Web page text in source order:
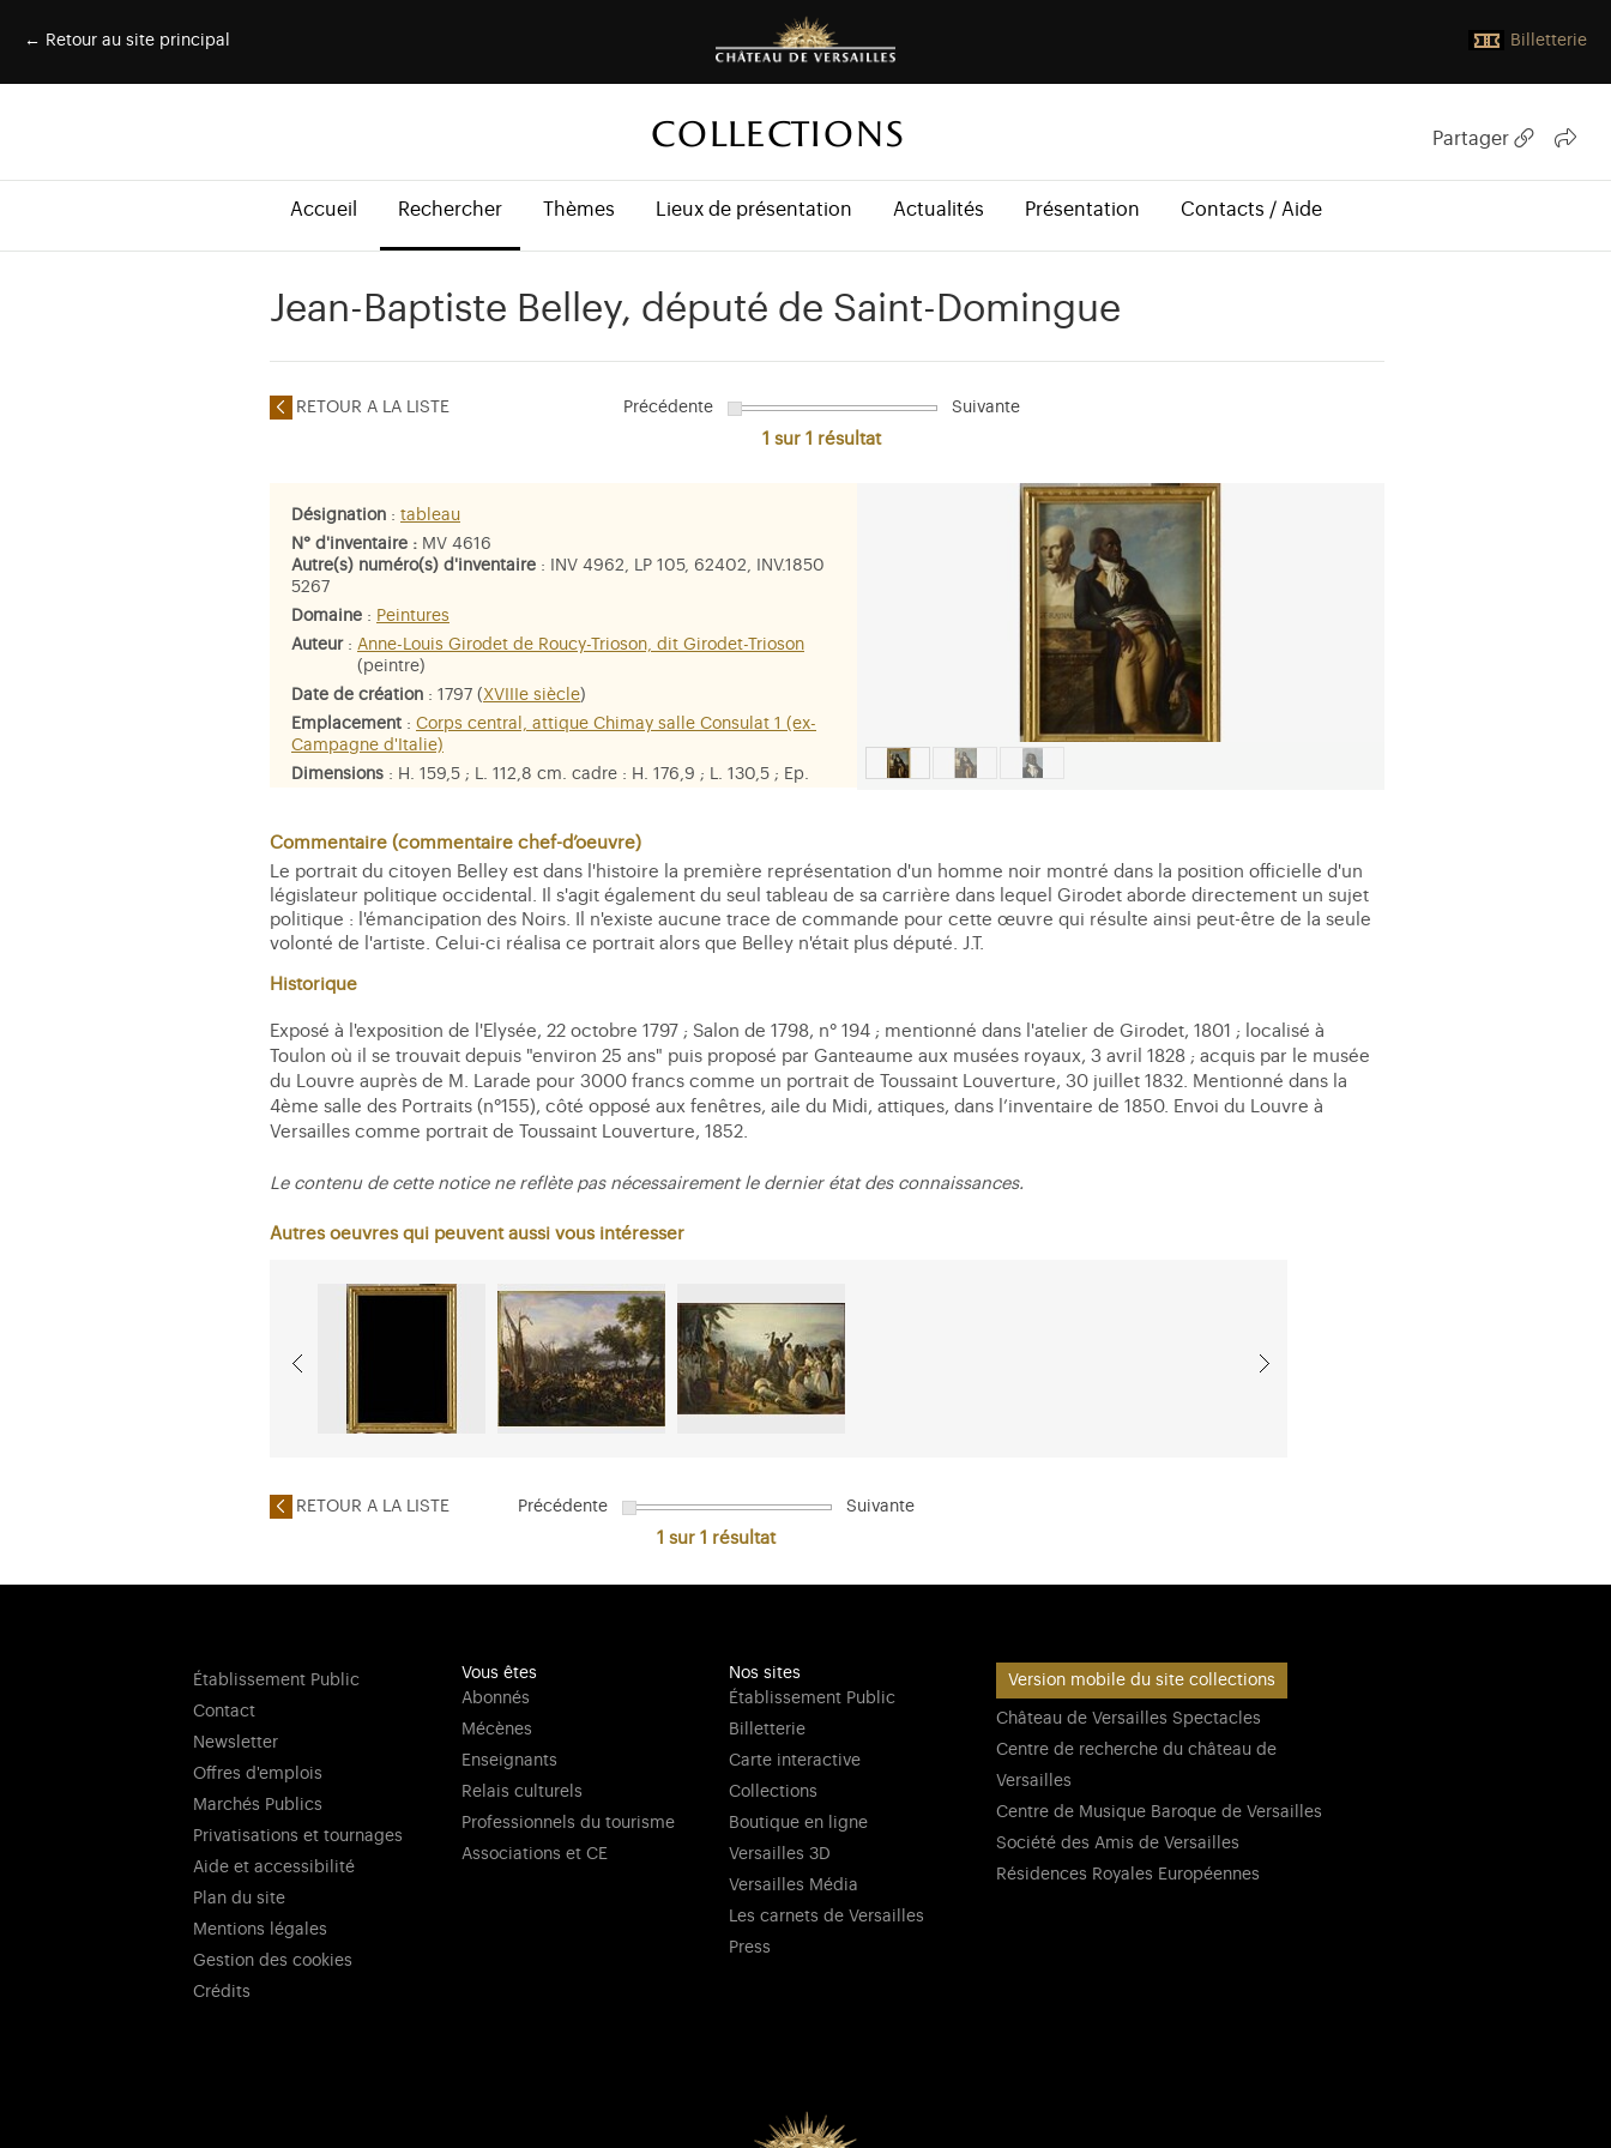
Billetterie
← Retour au site principal
COLLECTIONS Partager
Accueil Rechercher Thèmes Lieux de présentation Actualités Présentation Contacts / Aide
Jean-Baptiste Belley, député de Saint-Domingue
RETOUR A LA LISTE Précédente Suivante
1 sur 1 résultat
Désignation : tableau
N° d'inventaire : MV 4616
Autre(s) numéro(s) d'inventaire : INV 4962, LP 105, 62402, INV.1850
5267
Domaine : Peintures
Auteur: Anne-Louis Girodet de Roucy-Trioson, dit Girodet-Trioson
(peintre)
Date de création : 1797 ( XVIIIe siècle)
Emplacement : Corps central, attique Chimay salle Consulat 1 (ex-
Campagne d'Italie)
Dimensions : H. 159,5 ; L. 112,8 cm. cadre : H. 176,9 ; L. 130,5 ; Ep.
Matière et technique
: huile sur toile
Personne représentée: Jean-Baptiste Belley dit Mars
abbé
Guillaume-Thomas Raynal
Commentaire (commentaire chef-d’oeuvre)
Le portrait du citoyen Belley est dans l'histoire la première représentation d'un homme noir montré dans la position officielle d'un
législateur politique occidental. Il s'agit également du seul tableau de sa carrière dans lequel Girodet aborde directement un sujet
politique : l'émancipation des Noirs. Il n'existe aucune trace de commande pour cette œuvre qui résulte ainsi peut-être de la seule
volonté de l'artiste. Celui-ci réalisa ce portrait alors que Belley n'était plus député. J.T.
Historique
Exposé à l'exposition de l'Elysée, 22 octobre 1797 ; Salon de 1798, n° 194 ; mentionné dans l'atelier de Girodet, 1801 ; localisé à
Toulon où il se trouvait depuis "environ 25 ans" puis proposé par Ganteaume aux musées royaux, 3 avril 1828 ; acquis par le musée
du Louvre auprès de M. Larade pour 3000 francs comme un portrait de Toussaint Louverture, 30 juillet 1832. Mentionné dans la
4ème salle des Portraits (n°155), côté opposé aux fenêtres, aile du Midi, attiques, dans l’inventaire de 1850. Envoi du Louvre à
Versailles comme portrait de Toussaint Louverture, 1852.
Le contenu de cette notice ne reflète pas nécessairement le dernier état des connaissances.
Autres oeuvres qui peuvent aussi vous intéresser
RETOUR A LA LISTE Précédente Suivante
1 sur 1 résultat
Établissement Public
Contact
Newsletter
Offres d'emplois
Marchés Publics
Privatisations et tournages
Aide et accessibilité
Plan du site
Mentions légales
Gestion des cookies
Crédits
Vous êtes
Abonnés
Mécènes
Enseignants
Relais culturels
Professionnels du tourisme
Associations et CE
Nos sites
Établissement Public
Billetterie
Carte interactive
Collections
Boutique en ligne
Versailles 3D
Versailles Média
Les carnets de Versailles
Press
Version mobile du site collections
Château de Versailles Spectacles
Centre de recherche du château de
Versailles
Centre de Musique Baroque de Versailles
Société des Amis de Versailles
Résidences Royales Européennes